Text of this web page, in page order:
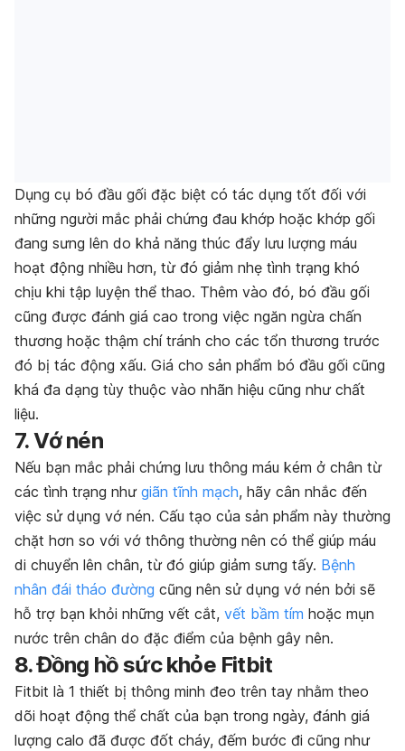
Dụng cụ bó đầu gối đặc biệt có tác dụng tốt đối với
những người mắc phải chứng đau khớp hoặc khớp gối
đang sưng lên do khả năng thúc đẩy lưu lượng máu
hoạt động nhiều hơn, từ đó giảm nhẹ tình trạng khó
chịu khi tập luyện thể thao. Thêm vào đó, bó đầu gối
cũng được đánh giá cao trong việc ngăn ngừa chấn
thương hoặc thậm chí tránh cho các tổn thương trước
đó bị tác động xấu. Giá cho sản phẩm bó đầu gối cũng
khá đa dạng tùy thuộc vào nhãn hiệu cũng như chất
liệu.
7. Vớ nén
Nếu bạn mắc phải chứng lưu thông máu kém ở chân từ
các tình trạng như giãn tĩnh mạch, hãy cân nhắc đến
việc sử dụng vớ nén. Cấu tạo của sản phẩm này thường
chặt hơn so với vớ thông thường nên có thể giúp máu
di chuyển lên chân, từ đó giúp giảm sưng tấy. Bệnh
nhân đái tháo đường cũng nên sử dụng vớ nén bởi sẽ
hỗ trợ bạn khỏi những vết cắt, vết bầm tím hoặc mụn
nước trên chân do đặc điểm của bệnh gây nên.
8. Đồng hồ sức khỏe Fitbit
Fitbit là 1 thiết bị thông minh đeo trên tay nhằm theo
dõi hoạt động thể chất của bạn trong ngày, đánh giá
lượng calo đã được đốt cháy, đếm bước đi cũng như